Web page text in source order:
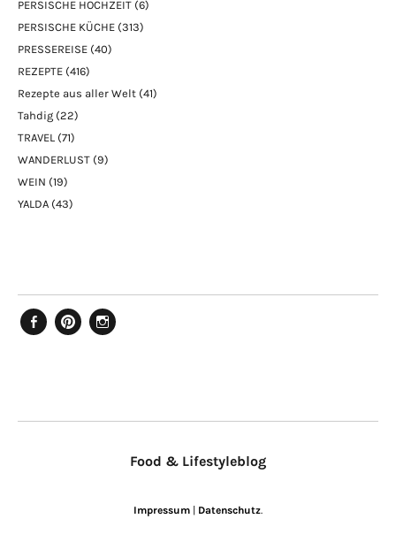
PERSISCHE HOCHZEIT (6)
PERSISCHE KÜCHE (313)
PRESSEREISE (40)
REZEPTE (416)
Rezepte aus aller Welt (41)
Tahdig (22)
TRAVEL (71)
WANDERLUST (9)
WEIN (19)
YALDA (43)
Food & Lifestyleblog
Impressum | Datenschutz